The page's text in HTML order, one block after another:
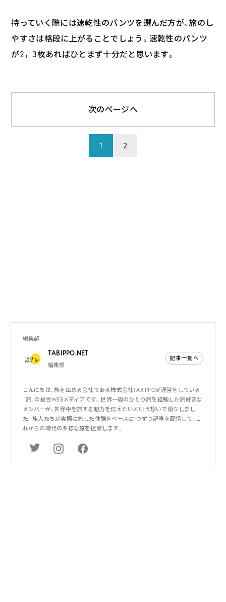
持っていく際には速乾性のパンツを選んだ方が、旅のし
やすさは格段に上がることでしょう。速乾性のパンツ
が2，3枚あればひとまず十分だと思います。
1 2
次のページへ
編集部
TABIPPO.NET
編集部
記事一覧へ
こんにちは、旅を広める会社である株式会社TABIPPOが運営をしている
「旅」の総合WEBメディアです。世界一周のひとり旅を経験した旅好きな
メンバーが、世界中を旅する魅力を伝えたいという想いで設立しまし
た。旅人たちが実際に旅した体験をベースに1つずつ記事を配信して、こ
れからの時代の多様な旅を提案します。